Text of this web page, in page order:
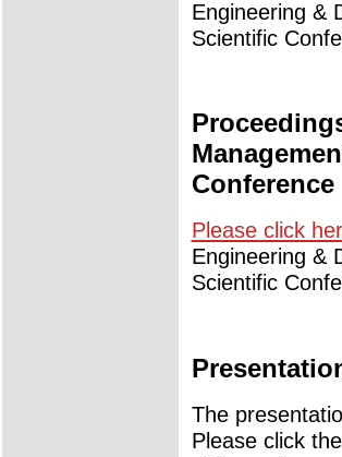
Engineering &
Scientific
Conference
Please click
Engineering &
Scientific
The
Please click